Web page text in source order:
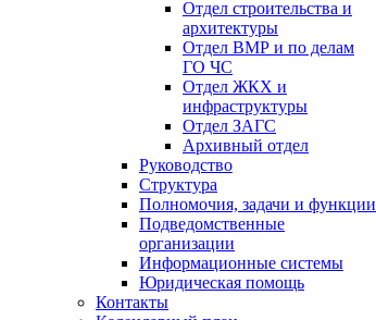
Отдел строительства и
архитектуры
Отдел ВМР и по делам
ГО ЧС
Отдел ЖКХ и
инфраструктуры
Отдел ЗАГС
Архивный отдел
Руководство
Структура
Полномочия, задачи и функции
Подведомственные
организации
Информационные системы
Юридическая помощь
Контакты